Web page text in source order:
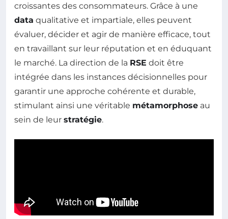
croissantes des consommateurs. Grâce à une
data qualitative et impartiale, elles peuvent
évaluer, décider et agir de manière efficace, tout
en travaillant sur leur réputation et en éduquant
le marché. La direction de la RSE doit être
intégrée dans les instances décisionnelles pour
garantir une approche cohérente et durable,
stimulant ainsi une véritable métamorphose au
sein de leur stratégie.